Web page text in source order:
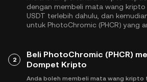
dengan membeli mata wang
USDT terlebih dahulu, dan
untuk PhotoChromic (PHCR) yang
2
Beli PhotoChromic (PHCR)
Dompet Kripto
Anda boleh membeli mata wang